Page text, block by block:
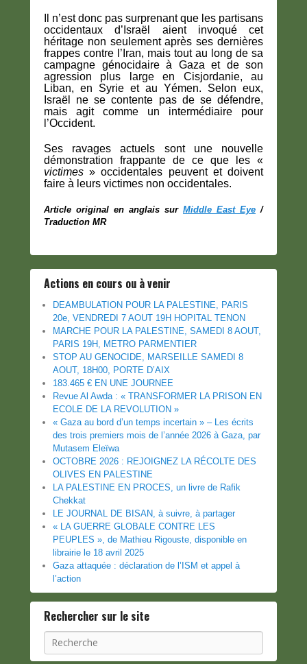
Il n’est donc pas surprenant que les partisans
occidentaux d’Israël aient invoqué cet
héritage non seulement après ses dernières
frappes contre l’Iran, mais tout au long de sa
campagne génocidaire à Gaza et de son
agression plus large en Cisjordanie, au
Liban, en Syrie et au Yémen. Selon eux,
Israël ne se contente pas de se défendre,
mais agit comme un intermédiaire pour
l’Occident.
Ses ravages actuels sont une nouvelle
démonstration frappante de ce que les «
victimes » occidentales peuvent et doivent
faire à leurs victimes non occidentales.
Article original en anglais sur Middle East Eye /
Traduction MR
Actions en cours ou à venir
DEAMBULATION POUR LA PALESTINE, PARIS
20e, VENDREDI 7 AOUT 19H HOPITAL TENON
MARCHE POUR LA PALESTINE, SAMEDI 8 AOUT,
PARIS 19H, METRO PARMENTIER
STOP AU GENOCIDE, MARSEILLE SAMEDI 8
AOUT, 18H00, PORTE D’AIX
183.465 € EN UNE JOURNEE
Revue Al Awda : « TRANSFORMER LA PRISON EN
ECOLE DE LA REVOLUTION »
« Gaza au bord d’un temps incertain » – Les écrits
des trois premiers mois de l’année 2026 à Gaza, par
Mutasem Eleïwa
OCTOBRE 2026 : REJOIGNEZ LA RÉCOLTE DES
OLIVES EN PALESTINE
LA PALESTINE EN PROCES, un livre de Rafik
Chekkat
LE JOURNAL DE BISAN, à suivre, à partager
« LA GUERRE GLOBALE CONTRE LES
PEUPLES », de Mathieu Rigouste, disponible en
librairie le 18 avril 2025
Gaza attaquée : déclaration de l’ISM et appel à
l’action
Rechercher sur le site
Recherche